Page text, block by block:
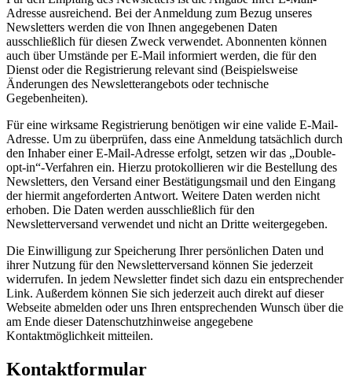
Adresse ausreichend. Bei der Anmeldung zum Bezug unseres
Newsletters werden die von Ihnen angegebenen Daten
ausschließlich für diesen Zweck verwendet. Abonnenten können
auch über Umstände per E-Mail informiert werden, die für den
Dienst oder die Registrierung relevant sind (Beispielsweise
Änderungen des Newsletterangebots oder technische
Gegebenheiten).
Für eine wirksame Registrierung benötigen wir eine valide E-Mail-
Adresse. Um zu überprüfen, dass eine Anmeldung tatsächlich durch
den Inhaber einer E-Mail-Adresse erfolgt, setzen wir das „Double-
opt-in“-Verfahren ein. Hierzu protokollieren wir die Bestellung des
Newsletters, den Versand einer Bestätigungsmail und den Eingang
der hiermit angeforderten Antwort. Weitere Daten werden nicht
erhoben. Die Daten werden ausschließlich für den
Newsletterversand verwendet und nicht an Dritte weitergegeben.
Die Einwilligung zur Speicherung Ihrer persönlichen Daten und
ihrer Nutzung für den Newsletterversand können Sie jederzeit
widerrufen. In jedem Newsletter findet sich dazu ein entsprechender
Link. Außerdem können Sie sich jederzeit auch direkt auf dieser
Webseite abmelden oder uns Ihren entsprechenden Wunsch über die
am Ende dieser Datenschutzhinweise angegebene
Kontaktmöglichkeit mitteilen.
Kontaktformular